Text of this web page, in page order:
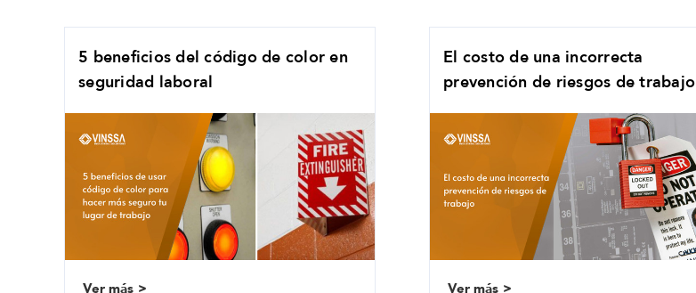
5 beneficios del código de color en
seguridad laboral
Ver más
El costo de una incorrecta
prevención de riesgos de trabajo
Ver más